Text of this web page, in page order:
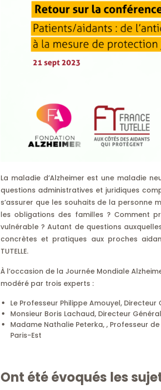
La maladie d’Alzheimer est une maladie
questions administratives et juridiques
s’assurer que les souhaits de la personne
les obligations des familles ? Comment
vulnérable ? Autant de questions
concrètes et pratiques aux proches
TUTELLE.
À l’occasion de la Journée Mondiale
modéré par trois experts :
Le Professeur Philippe Amouyel,
Monsieur Boris Lachaud, Directeur
Madame Nathalie Peterka, , Professeur
Paris-Est
Ont été évoqués les